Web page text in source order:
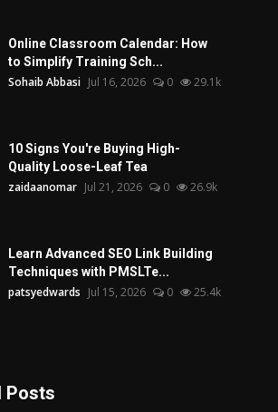
Online Classroom Calendar: How
to Simplify Training Sch...
Sohaib Abbasi Jul 16, 2026 0 29.1k
10 Signs You're Buying High-
Quality Loose-Leaf Tea
zaidaanomar Jul 21, 2026 0 26.9k
Learn Advanced SEO Link Building
Techniques with PMSLTe...
patsyedwards Jul 15, 2026 0 25.4k
Posts